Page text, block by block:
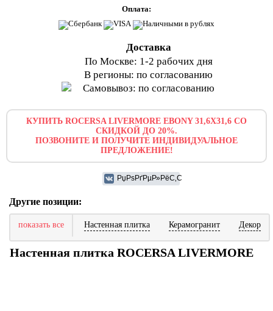
Оплата:
Доставка
По Москве: 1-2 рабочих дня
В регионы: по согласованию
Самовывоз: по согласованию
КУПИТЬ ROCERSA LIVERMORE EBONY 31,6X31,6 СО
СКИДКОЙ ДО 20%.
ПОЗВОНИТЕ И ПОЛУЧИТЕ ИНДИВИДУАЛЬНОЕ
ПРЕДЛОЖЕНИЕ!
Другие позиции:
показать все Настенная плитка Керамогранит Декор
Настенная плитка ROCERSA LIVERMORE